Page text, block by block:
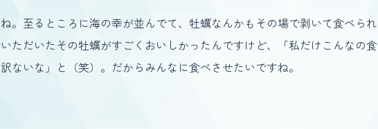
。至るところに海の幸が並んでて、牡蠣なんかもその場で剥いて食べられ
ただいたその牡蠣がすごくおいしかったんですけど、「私だけこんなの食
ないな」と（笑）。だからみんなに食べさせたいですね。